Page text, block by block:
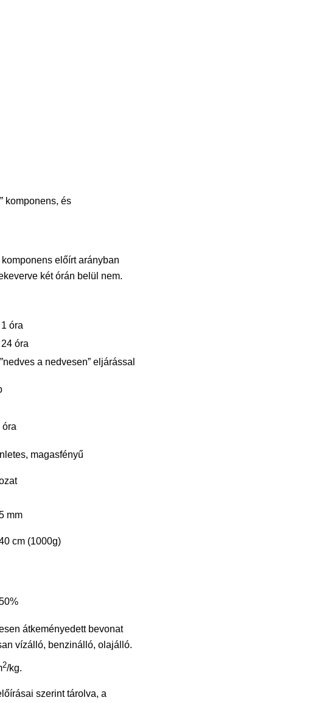
komponens, és
komponens előírt arányban
két órán belül nem.
óra
óra
a nedvesen” eljárással
óra
magasfényű
mm
cm (1000g)
átkeményedett bevonat
vízálló, benzinálló, olajálló.
2/kg.
szerint tárolva, a